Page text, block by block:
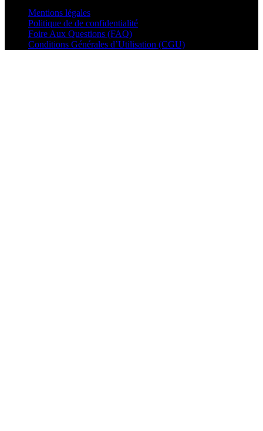
Mentions légales
Politique de de confidentialité
Foire Aux Questions (FAQ)
Conditions Générales d’Utilisation (CGU)